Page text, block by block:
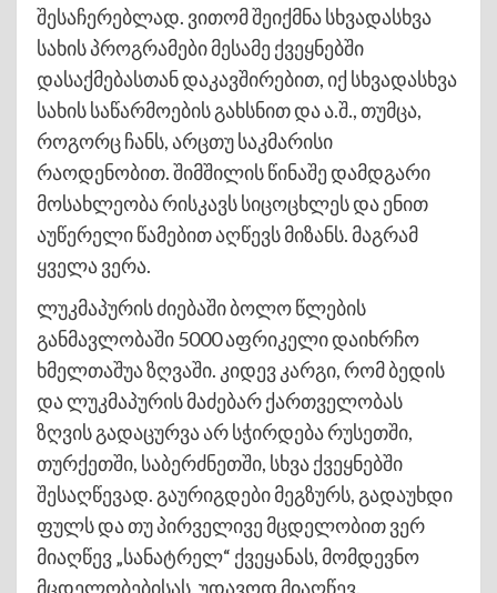
შესაჩერებლად. ვითომ შეიქმნა სხვადასხვა
სახის პროგრამები მესამე ქვეყნებში
დასაქმებასთან დაკავშირებით, იქ სხვადასხვა
სახის საწარმოების გახსნით და ა.შ., თუმცა,
როგორც ჩანს, არცთუ საკმარისი
რაოდენობით. შიმშილის წინაშე დამდგარი
მოსახლეობა რისკავს სიცოცხლეს და ენით
აუწერელი წამებით აღწევს მიზანს. მაგრამ
ყველა ვერა.
ლუკმაპურის ძიებაში ბოლო წლების
განმავლობაში 5000 აფრიკელი დაიხრჩო
ხმელთაშუა ზღვაში. კიდევ კარგი, რომ ბედის
და ლუკმაპურის მაძებარ ქართველობას
ზღვის გადაცურვა არ სჭირდება რუსეთში,
თურქეთში, საბერძნეთში, სხვა ქვეყნებში
შესაღწევად. გაურიგდები მეგზურს, გადაუხდი
ფულს და თუ პირველივე მცდელობით ვერ
მიაღწევ „სანატრელ“ ქვეყანას, მომდევნო
მცდელობებისას, უდავოდ მიაღწევ.